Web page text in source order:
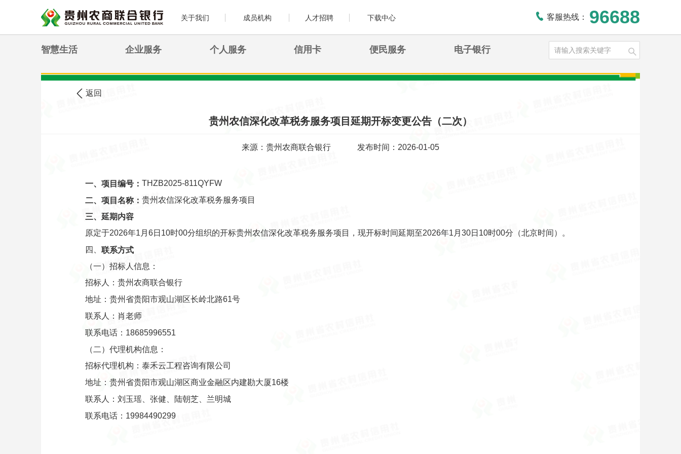
关于我们 成员机构 人才招聘 下载中心 客服热线： 96688
智慧生活 企业服务 个人服务 信用卡 便民服务 电子银行
您现在的位置: 农信公告
返回
贵州农信深化改革税务服务项目延期开标变更公告（二次）
来源：贵州农商联合银行 发布时间：2026-01-05
一、项目编号： THZB2025-811QYFW
二、项目名称： 贵州农信深化改革税务服务项目
三、延期内容
原定于2026年1月6日10时00分组织的开标贵州农信深化改革税务服务项目，现开标时间延期至2026年1月30日10时00分（北京时间）。
四、 联系方式
（一）招标人信息：
招标人：贵州农商联合银行
地址：贵州省贵阳市观山湖区长岭北路61号
联系人：肖老师
联系电话：18685996551
（二）代理机构信息：
招标代理机构：泰禾云工程咨询有限公司
地址：贵州省贵阳市观山湖区商业金融区内建勘大厦16楼
联系人：刘玉瑶、张健、陆朝芝、兰明城
联系电话：19984490299